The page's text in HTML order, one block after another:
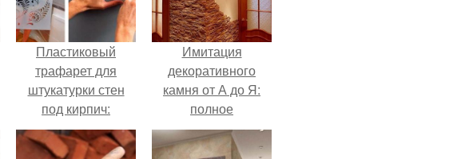
Пластиковый
трафарет для
штукатурки стен
под кирпич:
пошаговая
инструкция
Имитация
декоративного
камня от А до Я:
полное
руководство